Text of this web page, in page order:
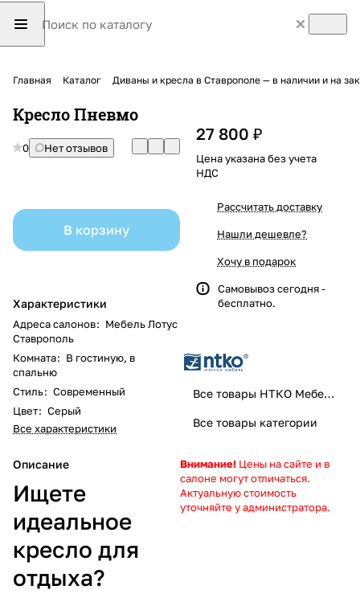
Главная Каталог Диваны и кресла в Ставрополе — в наличии и на
Кресло Пневмо
0 Нет отзывов
В корзину
Характеристики
Адреса салонов: Мебель Лотус
Ставрополь
Комната: В гостиную, в
спальню
Стиль: Современный
Цвет: Серый
Все характеристики
Описание
Ищете
идеальное
кресло для
отдыха?
27 800 ₽
Цена указана без учета
НДС
Рассчитать доставку
Нашли дешевле?
Хочу в подарок
Самовывоз сегодня -
бесплатно.
Все товары НТКО Мебель
Все товары категории
Внимание! Цены на сайте и в
салоне могут отличаться.
Актуальную стоимость
уточняйте у администратора.